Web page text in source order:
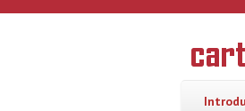
Overslaan en naar de inhoud gaan
Geschiedenis
van de